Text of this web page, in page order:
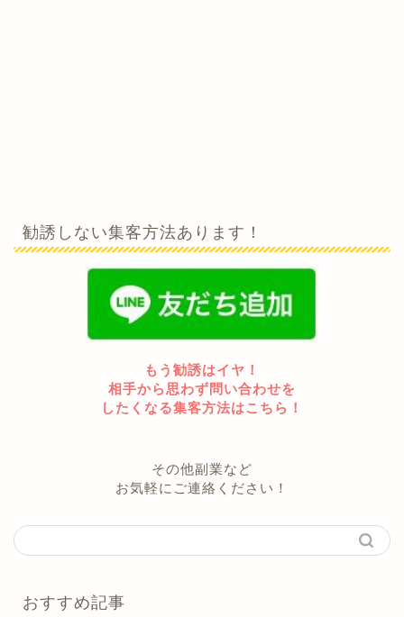
勧誘しない集客方法あります！
もう勧誘はイヤ！
相手から思わず問い合わせを
したくなる集客方法はこちら！
その他副業など
お気軽にご連絡ください！
おすすめ記事